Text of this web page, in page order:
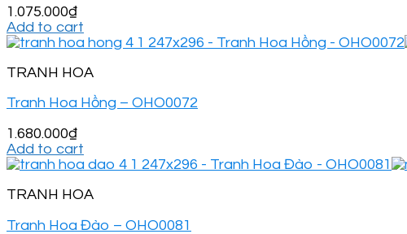
1.075.000₫
Add to cart
TRANH HOA
Tranh Hoa Hồng – OHO0072
1.680.000₫
Add to cart
TRANH HOA
Tranh Hoa Đào – OHO0081